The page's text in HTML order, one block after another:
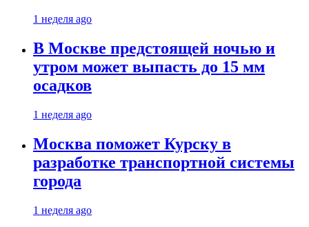
1 неделя ago
В Москве предстоящей ночью и
утром может выпасть до 15 мм
осадков
1 неделя ago
Москва поможет Курску в
разработке транспортной системы
города
1 неделя ago